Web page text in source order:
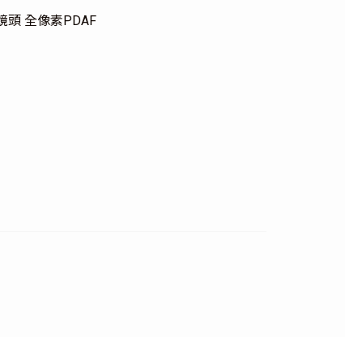
頭 全像素PDAF